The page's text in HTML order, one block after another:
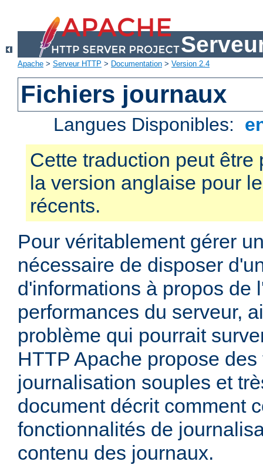
Apache > Serveur HTTP > Documentation > Version 2.4
Fichiers journaux
Langues Disponibles:
Cette traduction peut être
la version anglaise pour
récents.
Pour véritablement gérer
nécessaire de disposer
d'informations à propos de
performances du serveur,
problème qui pourrait
HTTP Apache propose
journalisation souples et
document décrit comment
fonctionnalités de
contenu des journaux.